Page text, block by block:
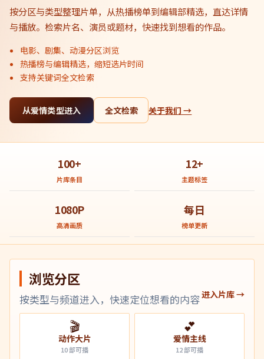
按分区与类型整理片单，从热播榜单到编辑部精选，直达详情
与播放。检索片名、演员或题材，快速找到想看的作品。
电影、剧集、动漫分区浏览
热播榜与编辑精选，缩短选片时间
支持关键词全文检索
从爱情类型进入 全文检索 关于我们 →
100+
片库条目
12+
主题标签
1080P
高清画质
每日
榜单更新
浏览分区
按类型与频道进入，快速定位想看的内容进入片库 →
🎬
动作大片
10部可播
💕
爱情主线
12部可播